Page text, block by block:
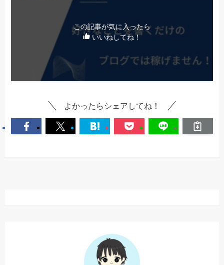
この記事が気に入ったら
いいねしてね！
よかったらシェアしてね！